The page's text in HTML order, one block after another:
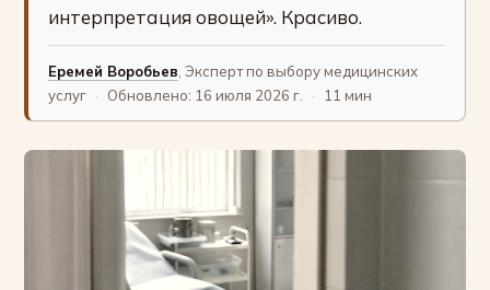
интерпретация овощей». Красиво.
Еремей Воробьев , Эксперт по выбору медицинских
услуг · Обновлено: 16 июля 2026 г. · 11 мин